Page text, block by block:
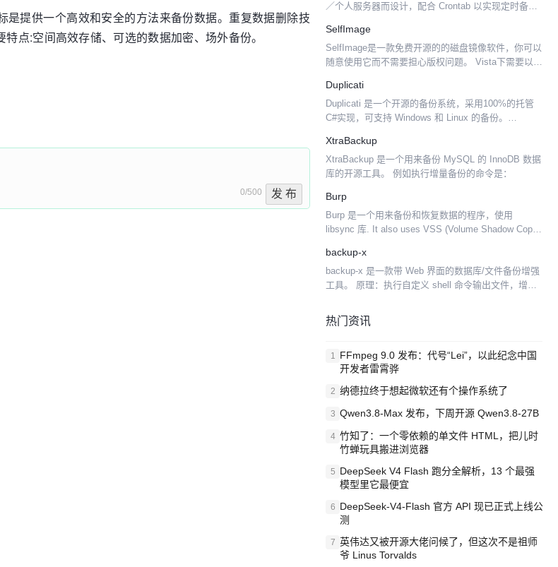
提供一个高效和安全的方法来备份数据。重复数据删除技
点:空间高效存储、可选的数据加密、场外备份。
0/500 发 布
／个人服务器而设计，配合 Crontab 以实现定时备份
文件，一次（执行一个命令）将服务...
SelfImage
SelfImage是一款免费开源的的磁盘镜像软件，你可以
随意使用它而不需要担心版权问题。 Vista下需要以管
个软件运行在windows下，相对来说...
Duplicati
Duplicati 是一个开源的备份系统，采用100%的托管
C#实现，可支持 Windows 和 Linux 的备份。
體，可以將檔...
XtraBackup
XtraBackup 是一个用来备份 MySQL 的 InnoDB 数据
库的开源工具。 例如执行增量备份的命令是：
Burp
Burp 是一个用来备份和恢复数据的程序，使用
libsync 库. It also uses VSS (Volume Shadow Copy
backup-x
backup-x 是一款带 Web 界面的数据库/文件备份增强
工具。 原理：执行自定义 shell 命令输出文件，增强
持自定义命令 ...
热门资讯
1 FFmpeg 9.0 发布：代号“Lei”，以此纪念中国
开发者雷霄骅
2 纳德拉终于想起微软还有个操作系统了
3 Qwen3.8-Max 发布，下周开源 Qwen3.8-27B
4 竹知了：一个零依赖的单文件 HTML，把儿时
竹蝉玩具搬进浏览器
5 DeepSeek V4 Flash 跑分全解析，13 个最强
模型里它最便宜
6 DeepSeek-V4-Flash 官方 API 现已正式上线公
测
7 英伟达又被开源大佬问候了，但这次不是祖师
爷 Linus Torvalds